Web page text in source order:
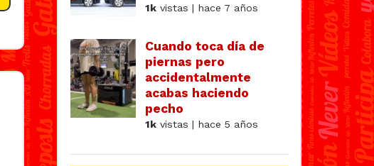
1kvistas | hace 7 años
Cuando toca día de
piernas pero
accidentalmente
acabas haciendo
pecho
1kvistas | hace 5 años